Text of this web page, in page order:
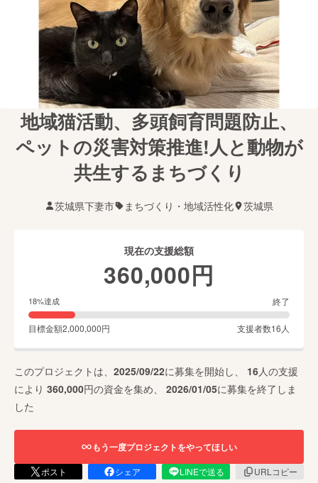
地域猫活動、多頭飼育問題防止、
ペットの災害対策推進!人と動物が
共生するまちづくり
茨城県下妻市 まちづくり・地域活性化 茨城県
現在の支援総額
360,000円
18%達成 終了
目標金額2,000,000円 支援者数16 人
このプロジェクトは、 2025/09/22に募集を開始し、 16人の支援
により 360,000円の資金を集め、 2026/01/05に募集を終了しま
した
もう一度プロジェクトをやってほしい
ポスト シェア LINEで送る
URLコピー